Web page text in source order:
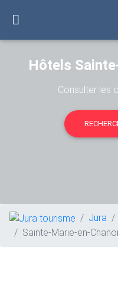
Hôtels
Consulter les
Jura
Sainte-Marie-en-